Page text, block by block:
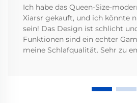
Ich habe das Queen-Size-
Xiarsr gekauft, und ich könnte
sein! Das Design ist schlicht
Funktionen sind ein echter
meine Schlafqualität. Sehr zu